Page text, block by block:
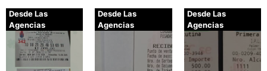
Desde Las
Agencias
Desde Las
Agencias
Desde Las
Agencias